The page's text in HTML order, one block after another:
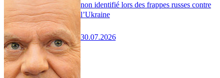
non identifié lors des frappes russes contre
l’Ukraine
30.07.2026